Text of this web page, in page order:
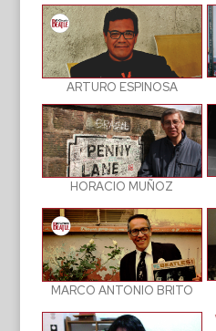
ARTURO ESPINOSA
HORACIO MUÑOZ
MARCO ANTONIO BRITO